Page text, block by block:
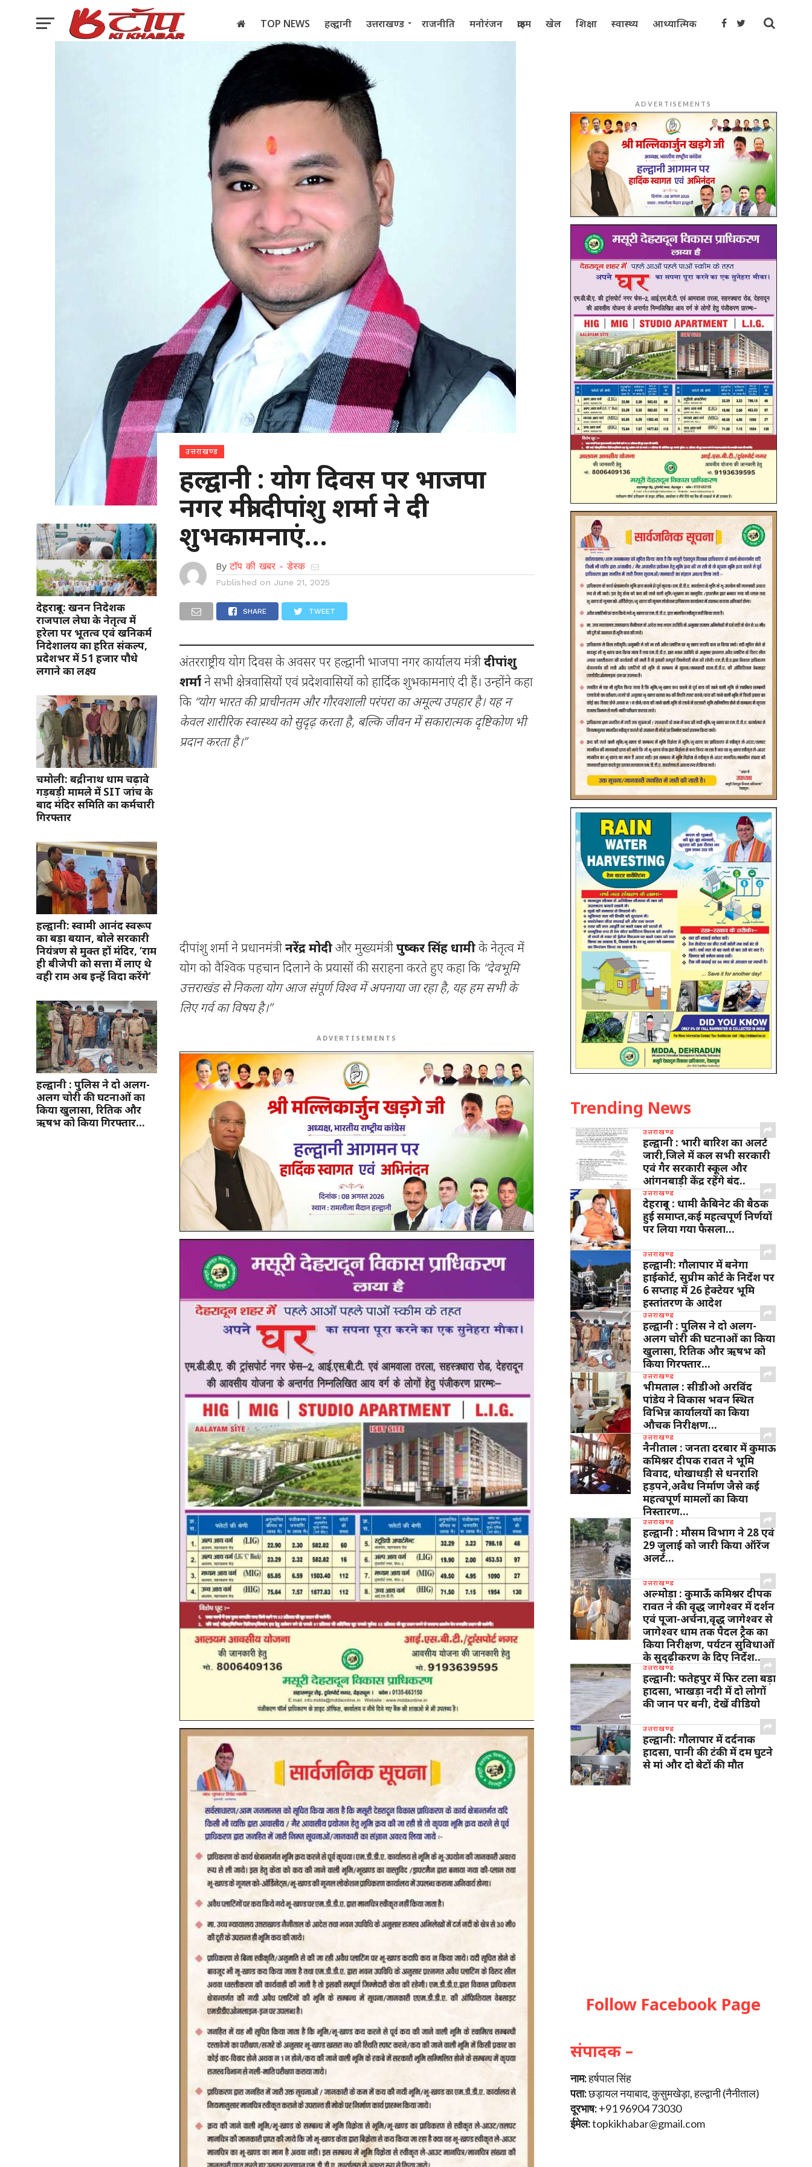
TOP NEWS हल्द्वानी उत्तराखण्ड राजनीति मनोरंजन क्राइम खेल शिक्षा स्वास्थ्य आध्यात्मिक
इलेक्शन 2022
देहरादून: खनन निदेशक
राजपाल लेघा के नेतृत्व में
हरेला पर भूतत्व एवं खनिकर्म
निदेशालय का हरित संकल्प,
प्रदेशभर में 51 हजार पौधे
लगाने का लक्ष्य
चमोली: बद्रीनाथ धाम चढ़ावे
गड़बड़ी मामले में SIT जांच के
बाद मंदिर समिति का कर्मचारी
गिरफ्तार
हल्द्वानी: स्वामी आनंद स्वरूप
का बड़ा बयान, बोले सरकारी
नियंत्रण से मुक्त हों मंदिर, ‘राम
ही बीजेपी को सत्ता में लाए थे
वही राम अब इन्हें विदा करेंगे’
हल्द्वानी : पुलिस ने दो अलग-
अलग चोरी की घटनाओं का
किया खुलासा, रितिक और
ऋषभ को किया गिरफ्तार…
उत्तराखण्ड
हल्द्वानी : योग दिवस पर भाजपा
नगर मंत्री दीपांशु शर्मा ने दी
शुभकामनाएं…
By टॉप की खबर - डेस्क
Published on June 21, 2025
SHARE TWEET
अंतरराष्ट्रीय योग दिवस के अवसर पर हल्द्वानी भाजपा नगर कार्यालय मंत्रीदीपांशु
शर्माने सभी क्षेत्रवासियों एवं प्रदेशवासियों को हार्दिक शुभकामनाएं दी हैं। उन्होंने कहा
कि “योग भारत की प्राचीनतम और गौरवशाली परंपरा का अमूल्य उपहार है। यह न
केवल शारीरिक स्वास्थ्य को सुदृढ़ करता है, बल्कि जीवन में सकारात्मक दृष्टिकोण भी
प्रदान करता है।”
दीपांशु शर्मा ने प्रधानमंत्रीनरेंद्र मोदीऔर मुख्यमंत्रीपुष्कर सिंह धामीके नेतृत्व में
योग को वैश्विक पहचान दिलाने के प्रयासों की सराहना करते हुए कहा कि “देवभूमि
उत्तराखंड से निकला योग आज संपूर्ण विश्व में अपनाया जा रहा है, यह हम सभी के
लिए गर्व का विषय है।”
ADVERTISEMENTS
ADVERTISEMENTS
Trending News
उत्तराखण्ड
हल्द्वानी : भारी बारिश का अलर्ट
जारी,जिले में कल सभी सरकारी
एवं गैर सरकारी स्कूल और
आंगनबाड़ी केंद्र रहेंगे बंद..
उत्तराखण्ड
देहरादून : धामी कैबिनेट की बैठक
हुई समाप्त,कई महत्वपूर्ण निर्णयों
पर लिया गया फैसला…
उत्तराखण्ड
हल्द्वानी: गौलापार में बनेगा
हाईकोर्ट, सुप्रीम कोर्ट के निर्देश पर
6 सप्ताह में 26 हेक्टेयर भूमि
हस्तांतरण के आदेश
उत्तराखण्ड
हल्द्वानी : पुलिस ने दो अलग-
अलग चोरी की घटनाओं का किया
खुलासा, रितिक और ऋषभ को
किया गिरफ्तार…
उत्तराखण्ड
भीमताल : सीडीओ अरविंद
पांडेय ने विकास भवन स्थित
विभिन्न कार्यालयों का किया
औचक निरीक्षण…
उत्तराखण्ड
नैनीताल : जनता दरबार में कुमाऊ
कमिश्नर दीपक रावत ने भूमि
विवाद, धोखाधड़ी से धनराशि
हड़पने,अवैध निर्माण जैसे कई
महत्वपूर्ण मामलों का किया
निस्तारण…
उत्तराखण्ड
हल्द्वानी : मौसम विभाग ने 28 एवं
29 जुलाई को जारी किया ऑरेंज
अलर्ट…
उत्तराखण्ड
अल्मोड़ा : कुमाऊँ कमिश्नर दीपक
रावत ने की वृद्ध जागेश्वर में दर्शन
एवं पूजा-अर्चना,वृद्ध जागेश्वर से
जागेश्वर धाम तक पैदल ट्रैक का
किया निरीक्षण, पर्यटन सुविधाओं
के सुदृढ़ीकरण के दिए निर्देश…
उत्तराखण्ड
हल्द्वानी: फतेहपुर में फिर टला बड़ा
हादसा, भाखड़ा नदी में दो लोगों
की जान पर बनी, देखें वीडियो
उत्तराखण्ड
हल्द्वानी: गौलापार में दर्दनाक
हादसा, पानी की टंकी में दम घुटने
से मां और दो बेटों की मौत
Follow Facebook Page
संपादक –
नाम:हर्षपाल सिंह
पता:छड़ायल नयाबाद, कुसुमखेड़ा, हल्द्वानी (नैनीताल)
दूरभाष:+91 96904 73030
ईमेल:topkikhabar@gmail.com